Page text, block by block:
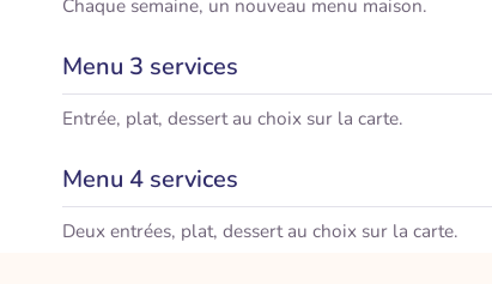
Chaque semaine, un nouveau menu maison.
Menu 3 services
Entrée, plat, dessert au choix sur la carte.
Menu 4 services
Deux entrées, plat, dessert au choix sur la carte.